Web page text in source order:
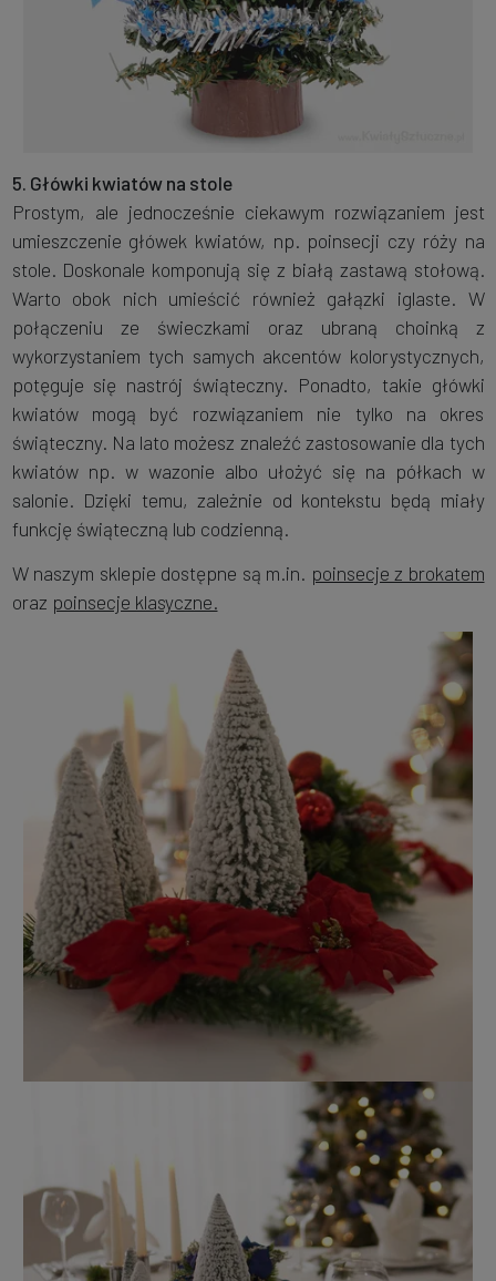
5. Główki kwiatów na stole
Prostym, ale jednocześnie ciekawym rozwiązaniem jest
umieszczenie główek kwiatów, np. poinsecji czy róży na
stole. Doskonale komponują się z białą zastawą stołową.
Warto obok nich umieścić również gałązki iglaste. W
połączeniu ze świeczkami oraz ubraną choinką z
wykorzystaniem tych samych akcentów kolorystycznych,
potęguje się nastrój świąteczny. Ponadto, takie główki
kwiatów mogą być rozwiązaniem nie tylko na okres
świąteczny. Na lato możesz znaleźć zastosowanie dla tych
kwiatów np. w wazonie albo ułożyć się na półkach w
salonie. Dzięki temu, zależnie od kontekstu będą miały
funkcję świąteczną lub codzienną.
W naszym sklepie dostępne są m.in. poinsecje z brokatem
oraz poinsecje klasyczne.